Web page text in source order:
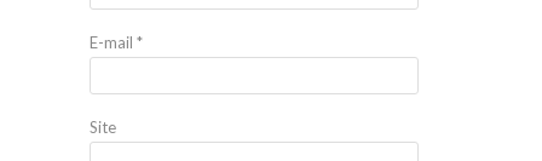
E-mail *
Site